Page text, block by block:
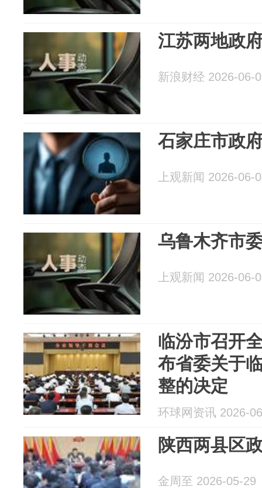
江苏两地政
新浪财经 2026-06-
石家庄市政
上观新闻 2026-06-
乌鲁木齐市
上观新闻 2026-06-
临汾市召开
布省委关于
整的决定
环球网资讯 2026-
陕西两县区
金周至 2026-05-29